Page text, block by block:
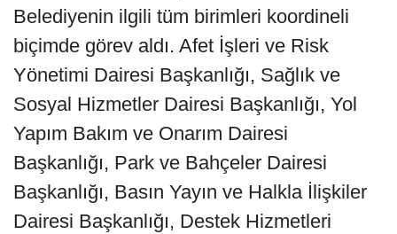
Belediyenin ilgili tüm birimleri koordineli
biçimde görev aldı. Afet İşleri ve Risk
Yönetimi Dairesi Başkanlığı, Sağlık ve
Sosyal Hizmetler Dairesi Başkanlığı, Yol
Yapım Bakım ve Onarım Dairesi
Başkanlığı, Park ve Bahçeler Dairesi
Başkanlığı, Basın Yayın ve Halkla İlişkiler
Dairesi Başkanlığı, Destek Hizmetleri